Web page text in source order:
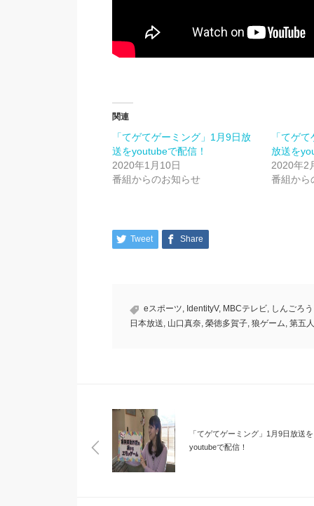
関連
「てゲてゲーミング」1月9日放
送をyoutubeで配信！
2020年1月10日
番組からのお知らせ
「てゲ
放送を
2020年2
番組から
Tweet Share
eスポーツ, IdentityV, MBCテレビ, しんごろう
日本放送, 山口真奈, 榮徳多賀子, 狼ゲーム, 第五
「てゲてゲーミング」1月9日放送を
youtubeで配信！